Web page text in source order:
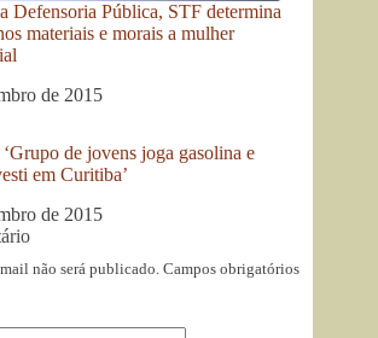
Defensoria Pública, STF determina
materiais e morais a mulher
de 2015
de jovens joga gasolina e
em Curitiba’
de 2015
não será publicado. Campos obrigatórios